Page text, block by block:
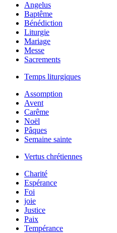
Angelus
Baptême
Bénédiction
Liturgie
Mariage
Messe
Sacrements
Temps liturgiques
Assomption
Avent
Carême
Noël
Pâques
Semaine sainte
Vertus chrétiennes
Charité
Espérance
Foi
joie
Justice
Paix
Tempérance